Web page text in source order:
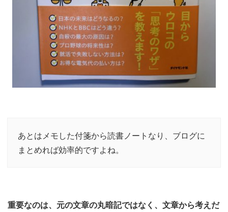
あとはメモした付箋から読書ノートなり、ブログに
まとめれば効率的ですよね。
重要なのは、元の文章の丸暗記ではなく、文章から考えだ